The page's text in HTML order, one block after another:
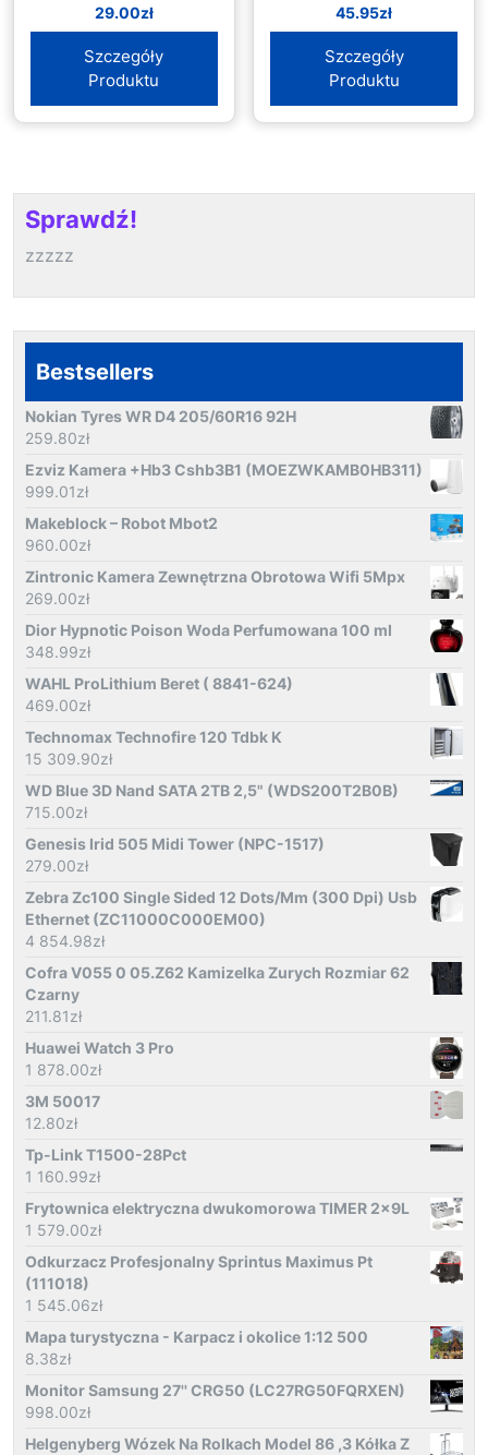
29.00zł
Szczegóły
Produktu
45.95zł
Szczegóły
Produktu
Sprawdź!
zzzzz
Bestsellers
Nokian Tyres WR D4 205/60R16 92H
259.80zł
Ezviz Kamera +Hb3 Cshb3B1 (MOEZWKAMB0HB311)
999.01zł
Makeblock – Robot Mbot2
960.00zł
Zintronic Kamera Zewnętrzna Obrotowa Wifi 5Mpx
269.00zł
Dior Hypnotic Poison Woda Perfumowana 100 ml
348.99zł
WAHL ProLithium Beret ( 8841-624)
469.00zł
Technomax Technofire 120 Tdbk K
15 309.90zł
WD Blue 3D Nand SATA 2TB 2,5" (WDS200T2B0B)
715.00zł
Genesis Irid 505 Midi Tower (NPC-1517)
279.00zł
Zebra Zc100 Single Sided 12 Dots/Mm (300 Dpi) Usb
Ethernet (ZC11000C000EM00)
4 854.98zł
Cofra V055 0 05.Z62 Kamizelka Zurych Rozmiar 62
Czarny
211.81zł
Huawei Watch 3 Pro
1 878.00zł
3M 50017
12.80zł
Tp-Link T1500-28Pct
1 160.99zł
Frytownica elektryczna dwukomorowa TIMER 2x9L
1 579.00zł
Odkurzacz Profesjonalny Sprintus Maximus Pt
(111018)
1 545.06zł
Mapa turystyczna - Karpacz i okolice 1:12 500
8.38zł
Monitor Samsung 27'' CRG50 (LC27RG50FQRXEN)
998.00zł
Helgenyberg Wózek Na Rolkach Model 86 ,3 Kółka Z